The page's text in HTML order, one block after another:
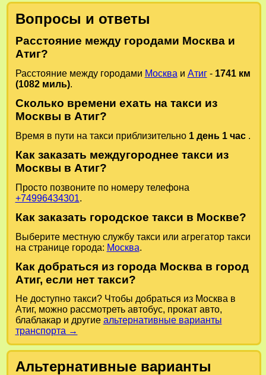
Вопросы и ответы
Расстояние между городами Москва и
Атиг?
Расстояние между городами Москва и Атиг- 1741 км
(1082 миль).
Сколько времени ехать на такси из
Москвы в Атиг?
Время в пути на такси приблизительно 1 день 1 час .
Как заказать междугороднее такси из
Москвы в Атиг?
Просто позвоните по номеру телефона
+74996434301.
Как заказать городское такси в Москве?
Выберите местную службу такси или агрегатор такси
на странице города: Москва.
Как добраться из города Москва в город
Атиг, если нет такси?
Не доступно такси? Чтобы добраться из Москва в
Атиг, можно рассмотреть автобус, прокат авто,
блаблакар и другие альтернативные варианты
транспорта →
Альтернативные варианты